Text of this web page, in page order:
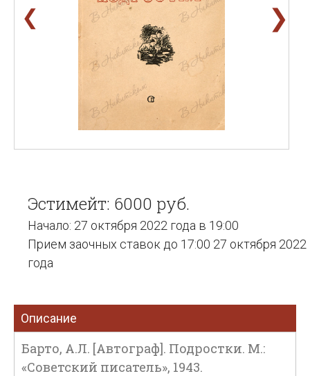
❮ ❯
Эстимейт: 6000 руб.
Начало: 27 октября 2022 года в 19:00
Прием заочных ставок до 17:00 27 октября 2022
года
Описание
Барто, А.Л. [Автограф]. Подростки. М.:
«Советский писатель», 1943.